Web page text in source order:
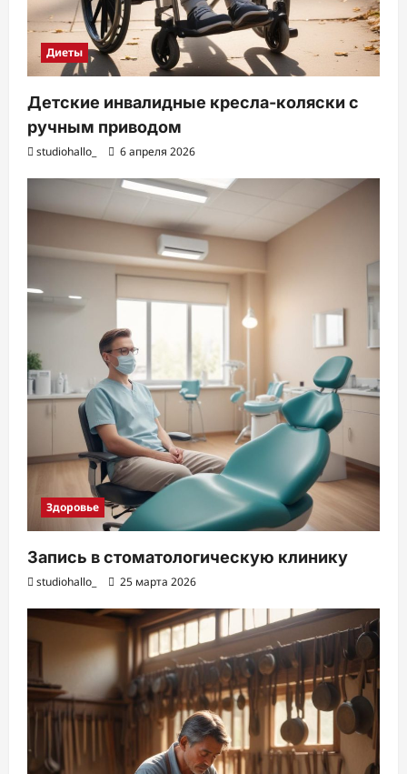
Диеты
Детские инвалидные кресла-коляски с
ручным приводом
studiohallo_ 6 апреля 2026
Здоровье
Запись в стоматологическую клинику
studiohallo_ 25 марта 2026